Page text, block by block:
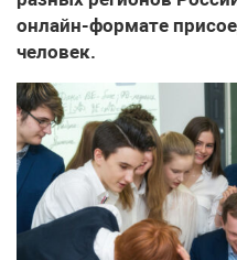
онлайн-формате
человек.